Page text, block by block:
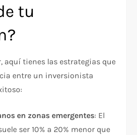
tu
aquí tienes las estrategias que
entre un inversionista
en zonas emergentes: El
ser 10% a 20% menor que